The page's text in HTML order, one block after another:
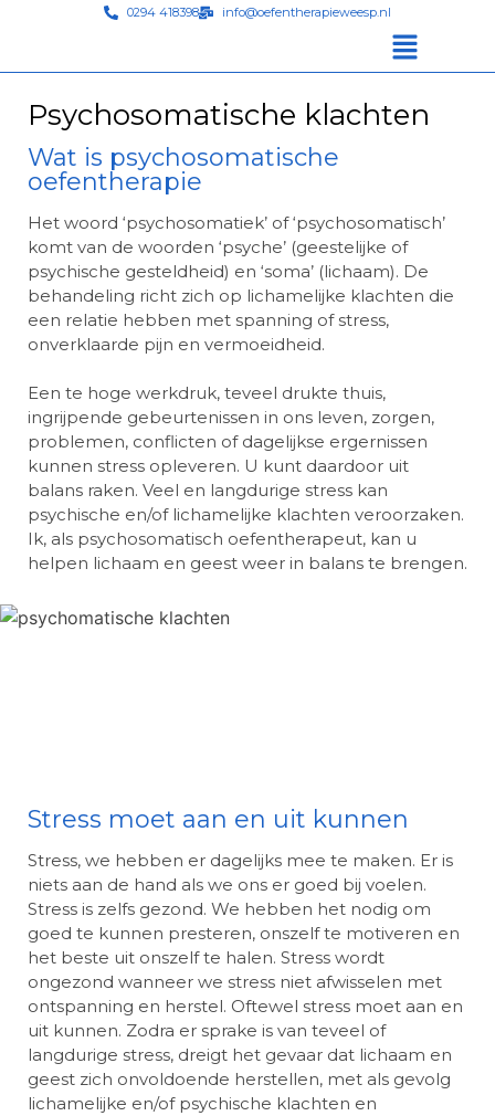
0294 418398 info@oefentherapieweesp.nl
Psychosomatische klachten
Wat is psychosomatische
oefentherapie
Het woord ‘psychosomatiek’ of ‘psychosomatisch’
komt van de woorden ‘psyche’ (geestelijke of
psychische gesteldheid) en ‘soma’ (lichaam). De
behandeling richt zich op lichamelijke klachten die
een relatie hebben met spanning of stress,
onverklaarde pijn en vermoeidheid.
Een te hoge werkdruk, teveel drukte thuis,
ingrijpende gebeurtenissen in ons leven, zorgen,
problemen, conflicten of dagelijkse ergernissen
kunnen stress opleveren. U kunt daardoor uit
balans raken. Veel en langdurige stress kan
psychische en/of lichamelijke klachten veroorzaken.
Ik, als psychosomatisch oefentherapeut, kan u
helpen lichaam en geest weer in balans te brengen.
Stress moet aan en uit kunnen
Stress, we hebben er dagelijks mee te maken. Er is
niets aan de hand als we ons er goed bij voelen.
Stress is zelfs gezond. We hebben het nodig om
goed te kunnen presteren, onszelf te motiveren en
het beste uit onszelf te halen. Stress wordt
ongezond wanneer we stress niet afwisselen met
ontspanning en herstel. Oftewel stress moet aan en
uit kunnen. Zodra er sprake is van teveel of
langdurige stress, dreigt het gevaar dat lichaam en
geest zich onvoldoende herstellen, met als gevolg
lichamelijke en/of psychische klachten en